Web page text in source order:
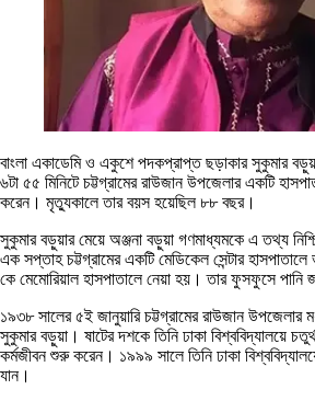
বাংলা একাডেমি ও একুশে পদকপ্রাপ্ত ছড়াকার সুকুমার
৬টা ৫৫ মিনিটে চট্টগ্রামের রাউজান উপজেলার একটি
করেন। মৃত্যুকালে তার বয়স হয়েছিল ৮৮ বছর।
সুকুমার বড়ুয়ার মেয়ে অঞ্জনা বড়ুয়া গণমাধ্যমকে এ তথ্য
এক সপ্তাহ চট্টগ্রামের একটি মেডিকেল সেন্টার
কে মেমোরিয়াল হাসপাতালে নেয়া হয়। তার ফুসফুসে পানি
১৯৩৮ সালের ৫ই জানুয়ারি চট্টগ্রামের রাউজান উপজেলার
সুকুমার বড়ুয়া। ষাটের দশকে তিনি ঢাকা বিশ্ববিদ্যালয়ে চতুর্থ
কর্মজীবন শুরু করেন। ১৯৯৯ সালে তিনি ঢাকা
যান।